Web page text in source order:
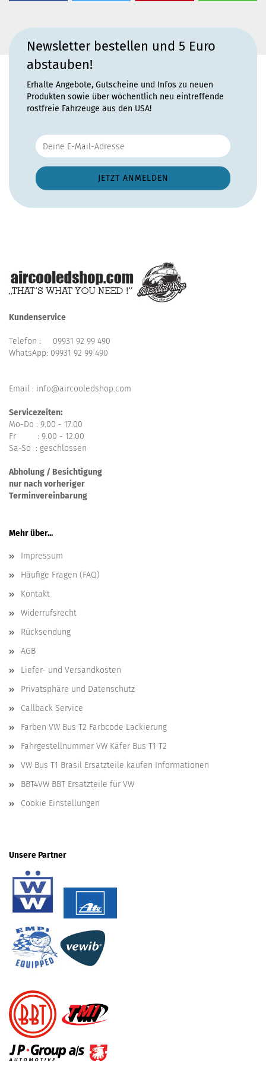
Newsletter bestellen und 5 Euro
abstauben!
Erhalte Angebote, Gutscheine und Infos zu neuen
Produkten sowie über wöchentlich neu eintreffende
rostfreie Fahrzeuge aus den USA!
Kundenservice
Telefon : 09931 92 99 490
WhatsApp: 09931 92 99 490
Email : info@aircooledshop.com
Servicezeiten:
Mo-Do : 9.00 - 17.00
Fr : 9.00 - 12.00
Sa-So : geschlossen
Abholung / Besichtigung
nur nach vorheriger
Terminvereinbarung
Mehr über...
Impressum
Häufige Fragen (FAQ)
Kontakt
Widerrufsrecht
Rücksendung
AGB
Liefer- und Versandkosten
Privatsphäre und Datenschutz
Callback Service
Farben VW Bus T2 Farbcode Lackierung
Fahrgestellnummer VW Käfer Bus T1 T2
VW Bus T1 Brasil Ersatzteile kaufen Informationen
BBT4VW BBT Ersatzteile für VW
Cookie Einstellungen
Unsere Partner